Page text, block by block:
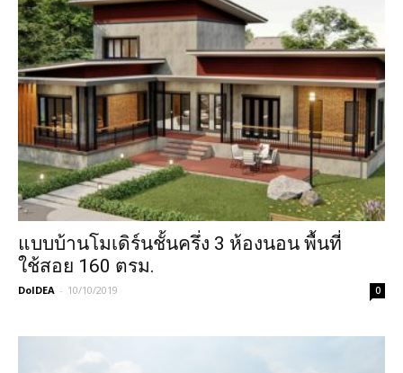
แบบบ้านโมเดิร์นชั้นครึ่ง 3 ห้องนอน พื้นที่
ใช้สอย 160 ตรม.
DoIDEA - 10/10/2019 0